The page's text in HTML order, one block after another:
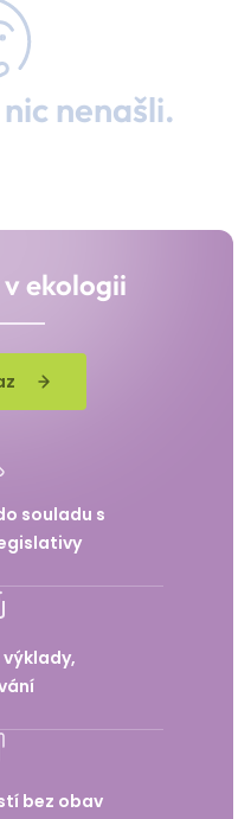
nenašli.
ekologii
souladu s
bez obav